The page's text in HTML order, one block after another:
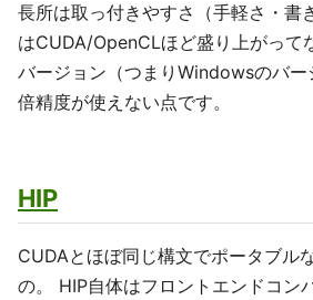
長所は取っ付きやすさ（手軽さ・書
はCUDA/OpenCLほど盛り上がって
バージョン（つまりWindowsのバー
倍精度が使えない点です。
HIP
CUDAとほぼ同じ構文でポータブル
の。 HIP自体はフロントエンドコン